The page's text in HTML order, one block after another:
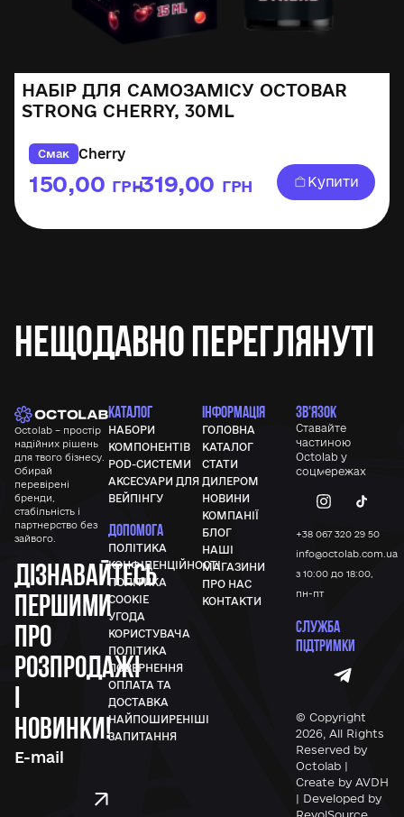
НАБІР ДЛЯ САМОЗАМІСУ OCTOBAR
STRONG CHERRY, 30ML
Смак Cherry
150,00 ГРН
–319,00 ГРН Купити
Нещодавно переглянуті
Octolab – простір
надійних рішень
для твого бізнесу.
Обирай
перевірені
бренди,
стабільність і
партнерство без
зайвого.
Дізнавайтесь
першими
про
розпродажі
і
новинки!
КАТАЛОГ
НАБОРИ
КОМПОНЕНТІВ
POD-СИСТЕМИ
АКСЕСУАРИ ДЛЯ
ВЕЙПІНГУ
ДОПОМОГА
ПОЛІТИКА
КОНФІДЕНЦІЙНОСТІ
ПОЛІТИКА
COOKIE
УГОДА
КОРИСТУВАЧА
ПОЛІТИКА
ПОВЕРНЕННЯ
ОПЛАТА ТА
ДОСТАВКА
НАЙПОШИРЕНІШІ
ЗАПИТАННЯ
ІНФОРМАЦІЯ
ГОЛОВНА
КАТАЛОГ
СТАТИ
ДИЛЕРОМ
НОВИНИ
КОМПАНІЇ
БЛОГ
НАШІ
МАГАЗИНИ
ПРО НАС
КОНТАКТИ
ЗВ'ЯЗОК
Ставайте
частиною
Octolab у
соцмережах
+38 067 320 29 50
info@octolab.com.ua
з 10:00 до 18:00,
пн-пт
СЛУЖБА
ПІДТРИМКИ
© Copyright
2026, All Rights
Reserved by
Octolab |
Create by AVDH
| Developed by
RevolSource